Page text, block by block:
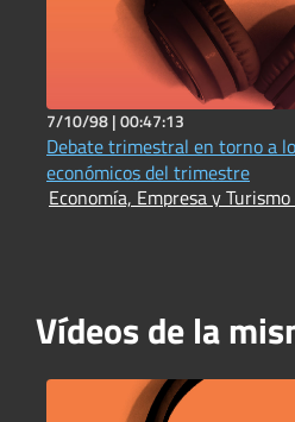
7/10/98 |00:47:13
Debate trimestral en torno a
económicos del trimestre
Economía, Empresa y
Vídeos de la